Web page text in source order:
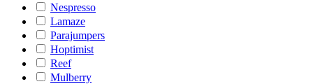
Nespresso
Lamaze
Parajumpers
Hoptimist
Reef
Mulberry